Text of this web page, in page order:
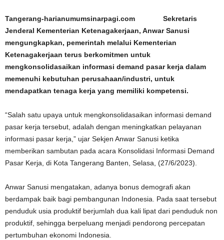
Tangerang-harianumumsinarpagi.com Sekretaris
Jenderal Kementerian Ketenagakerjaan, Anwar Sanusi
mengungkapkan, pemerintah melalui Kementerian
Ketenagakerjaan terus berkomitmen untuk
mengkonsolidasaikan informasi demand pasar kerja dalam
memenuhi kebutuhan perusahaan/industri, untuk
mendapatkan tenaga kerja yang memiliki kompetensi.
“Salah satu upaya untuk mengkonsolidasaikan informasi demand
pasar kerja tersebut, adalah dengan meningkatkan pelayanan
informasi pasar kerja,” ujar Sekjen Anwar Sanusi ketika
memberikan sambutan pada acara Konsolidasi Informasi Demand
Pasar Kerja, di Kota Tangerang Banten, Selasa, (27/6/2023).
Anwar Sanusi mengatakan, adanya bonus demografi akan
berdampak baik bagi pembangunan Indonesia. Pada saat tersebut
penduduk usia produktif berjumlah dua kali lipat dari penduduk non
produktif, sehingga berpeluang menjadi pendorong percepatan
pertumbuhan ekonomi Indonesia.